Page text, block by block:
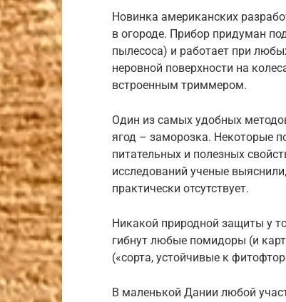
Новинка американских
в огороде. Прибор придуман
пылесоса) и работает при
неровной поверхности на
встроенным триммером.
Один из самых удобных
ягод – заморозка. Некоторые
питательных и полезных
исследований ученые
практически отсутствует.
Никакой природной защиты у
гибнут любые помидоры (и
(«сорта, устойчивые к
В маленькой Дании любой